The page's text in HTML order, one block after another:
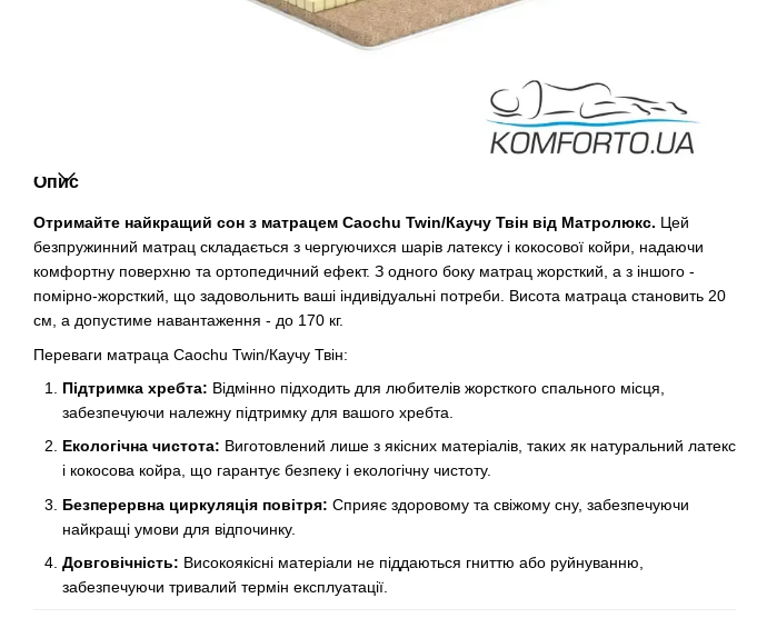
Опис
Отримайте найкращий сон з матрацем Caochu Twin/Каучу Твін від Матролюкс. Цей
безпружинний матрац складається з чергуючихся шарів латексу і кокосової койри, надаючи
комфортну поверхню та ортопедичний ефект. З одного боку матрац жорсткий, а з іншого -
помірно-жорсткий, що задовольнить ваші індивідуальні потреби. Висота матраца становить 20
см, а допустиме навантаження - до 170 кг.
Переваги матраца Caochu Twin/Каучу Твін:
Підтримка хребта: Відмінно підходить для любителів жорсткого спального місця,
забезпечуючи належну підтримку для вашого хребта.
Екологічна чистота: Виготовлений лише з якісних матеріалів, таких як натуральний латекс
і кокосова койра, що гарантує безпеку і екологічну чистоту.
Безперервна циркуляція повітря: Сприяє здоровому та свіжому сну, забезпечуючи
найкращі умови для відпочинку.
Довговічність: Високоякісні матеріали не піддаються гниттю або руйнуванню,
забезпечуючи тривалий термін експлуатації.